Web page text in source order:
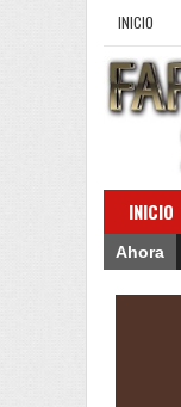
INICIO
INICIO
Ahora